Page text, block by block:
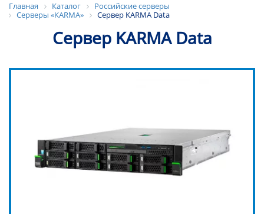
Главная Каталог
Российские серверы
Серверы «KARMA»
Сервер KARMA Data
Сервер KARMA Data